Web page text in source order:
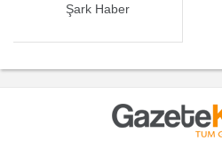
Şark Haber